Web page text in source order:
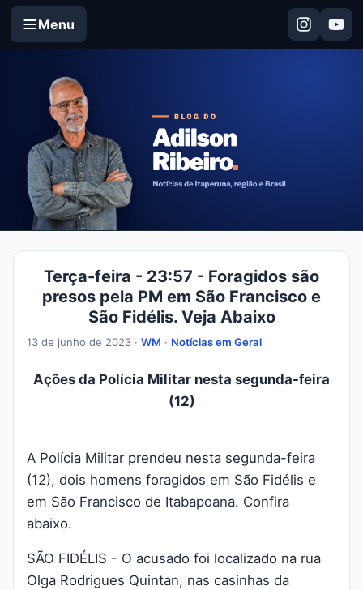
Menu
Terça-feira - 23:57 - Foragidos são
presos pela PM em São Francisco e
São Fidélis. Veja Abaixo
13 de junho de 2023 · WM · Notícias em Geral
Ações da Polícia Militar nesta segunda-feira
(12)
A Polícia Militar prendeu nesta segunda-feira
(12), dois homens foragidos em São Fidélis e
em São Francisco de Itabapoana. Confira
abaixo.
SÃO FIDÉLIS - O acusado foi localizado na rua
Olga Rodrigues Quintan, nas casinhas da